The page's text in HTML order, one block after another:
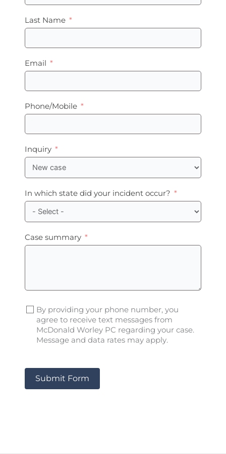
Last Name
Email
Phone/Mobile
Inquiry
In which state did your incident occur?
Case summary
By providing your phone number, you
agree to receive text messages from
McDonald Worley PC regarding your case.
Message and data rates may apply.
Submit Form